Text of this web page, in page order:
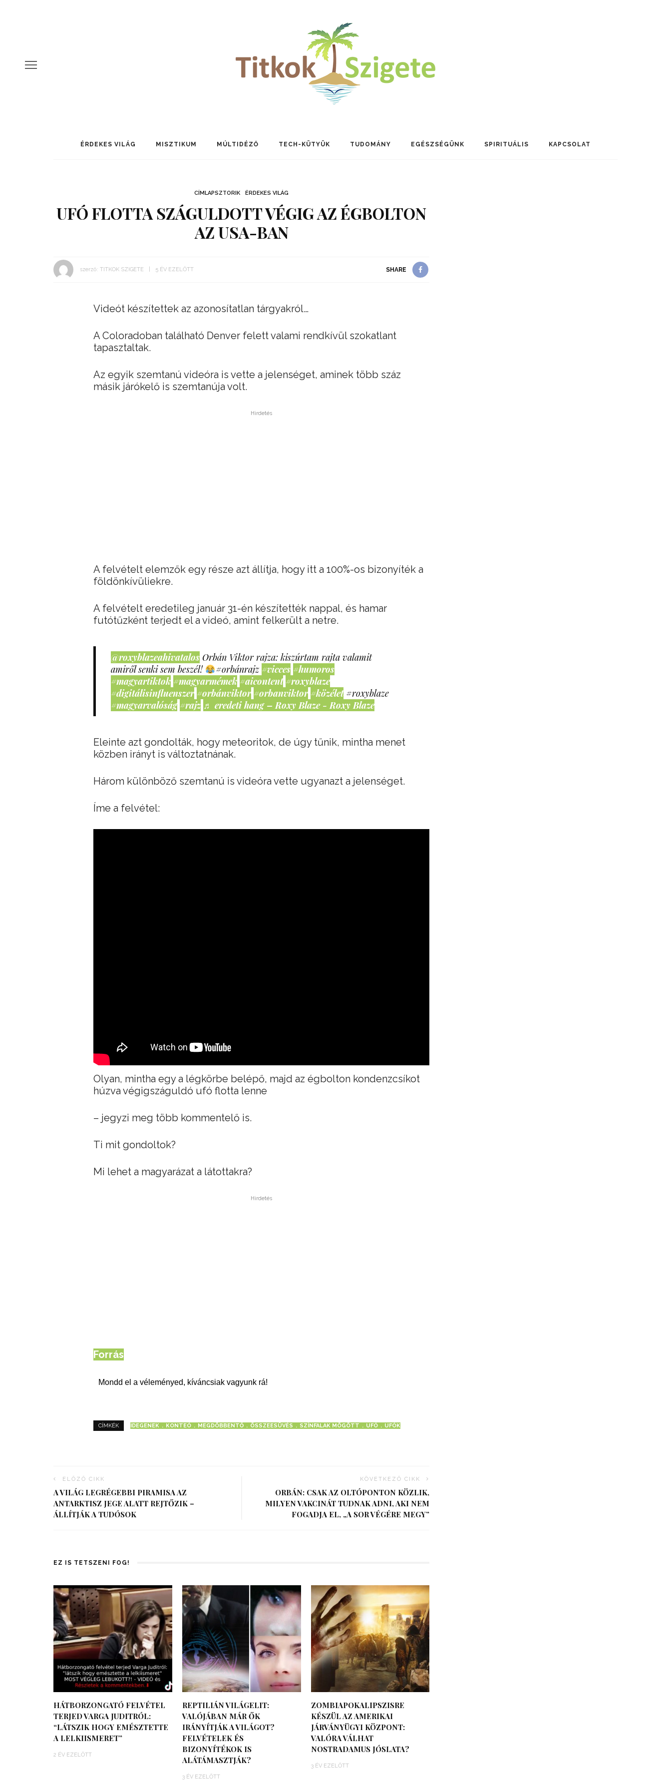
ÉRDEKES VILÁG MISZTIKUM MÚLTIDÉZŐ TECH-KÜTYÜK TUDOMÁNY EGÉSZSÉGÜNK SPIRITUÁLIS KAPCSOLAT
CÍMLAPSZTORIK ÉRDEKES VILÁG
UFÓ FLOTTA SZÁGULDOTT VÉGIG AZ ÉGBOLTON
AZ USA-BAN
szerző: TITKOK SZIGETE 5 ÉV EZELŐTT SHARE
Videót készítettek az azonosítatlan tárgyakról…
A Coloradoban található Denver felett valami rendkívül szokatlant
tapasztaltak.
Az egyik szemtanú videóra is vette a jelenséget, aminek több száz
másik járókelő is szemtanúja volt.
Hirdetés
A felvételt elemzők egy része azt állítja, hogy itt a 100%-os bizonyíték a
földönkívüliekre.
A felvételt eredetileg január 31-én készítették nappal, és hamar
futótűzként terjedt el a videó, amint felkerült a netre.
@roxyblazeahivatalos Orbán Viktor rajza: kiszúrtam rajta valamit
amiről senki sem beszél!
#orbánrajz #vicces #humoros
#magyartiktok #magyarmémek #aicontent #roxyblaze
#digitálisinfluenszer #orbánviktor #orbanviktor #közélet #roxyblaze
#magyarvalóság #rajz ♬ eredeti hang – Roxy Blaze - Roxy Blaze
Eleinte azt gondolták, hogy meteoritok, de úgy tűnik, mintha menet
közben irányt is változtatnának.
Három különböző szemtanú is videóra vette ugyanazt a jelenséget.
Íme a felvétel:
Olyan, mintha egy a légkörbe belépő, majd az égbolton kondenzcsíkot
húzva végigszáguldó ufó flotta lenne
– jegyzi meg több kommentelő is.
Ti mit gondoltok?
Mi lehet a magyarázat a látottakra?
Hirdetés
Forrás
Mondd el a véleményed, kíváncsiak vagyunk rá!
CÍMKÉK IDEGENEK KONTEÓ MEGDÖBBENTŐ ÖSSZEESÜVÉS SZÍNFALAK MÖGÖTT UFÓ UFÓK
ELŐZŐ CIKK
A VILÁG LEGRÉGEBBI PIRAMISA AZ
ANTARKTISZ JEGE ALATT REJTŐZIK –
ÁLLÍTJÁK A TUDÓSOK
KÖVETKEZŐ CIKK
ORBÁN: CSAK AZ OLTÓPONTON KÖZLIK,
MILYEN VAKCINÁT TUDNAK ADNI, AKI NEM
FOGADJA EL, „A SOR VÉGÉRE MEGY”
EZ IS TETSZENI FOG!
HÁTBORZONGATÓ FELVÉTEL
TERJED VARGA JUDITRÓL:
“LÁTSZIK HOGY EMÉSZTETTE
A LELKIISMERET”
2 ÉV EZELŐTT
REPTILIÁN VILÁGELIT:
VALÓJÁBAN MÁR ŐK
IRÁNYÍTJÁK A VILÁGOT?
FELVÉTELEK ÉS
BIZONYÍTÉKOK IS
ALÁTÁMASZTJÁK?
3 ÉV EZELŐTT
ZOMBIAPOKALIPSZISRE
KÉSZÜL AZ AMERIKAI
JÁRVÁNYÜGYI KÖZPONT:
VALÓRA VÁLHAT
NOSTRADAMUS JÓSLATA?
3 ÉV EZELŐTT